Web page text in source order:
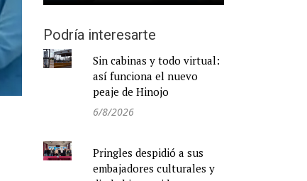
Podría interesarte
Sin cabinas y todo virtual:
así funciona el nuevo
peaje de Hinojo
6/8/2026
Pringles despidió a sus
embajadores culturales y